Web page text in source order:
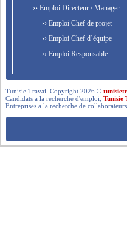
›› Emploi Directeur / Manager
›› Emploi Chef de projet
›› Emploi Chef d’équipe
›› Emploi Responsable
Tunisie Travail Copyright 2026 ©
Candidats a la recherche d'emploi,Tunisie
Entreprises a la recherche de